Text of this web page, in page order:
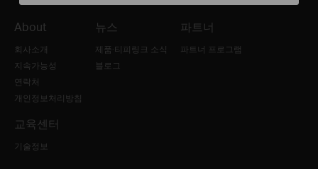
About
회사소개
지속가능성
연락처
개인정보처리방침
뉴스
제품·티피링크 소식
블로그
파트너
파트너 프로그램
교육센터
기술정보